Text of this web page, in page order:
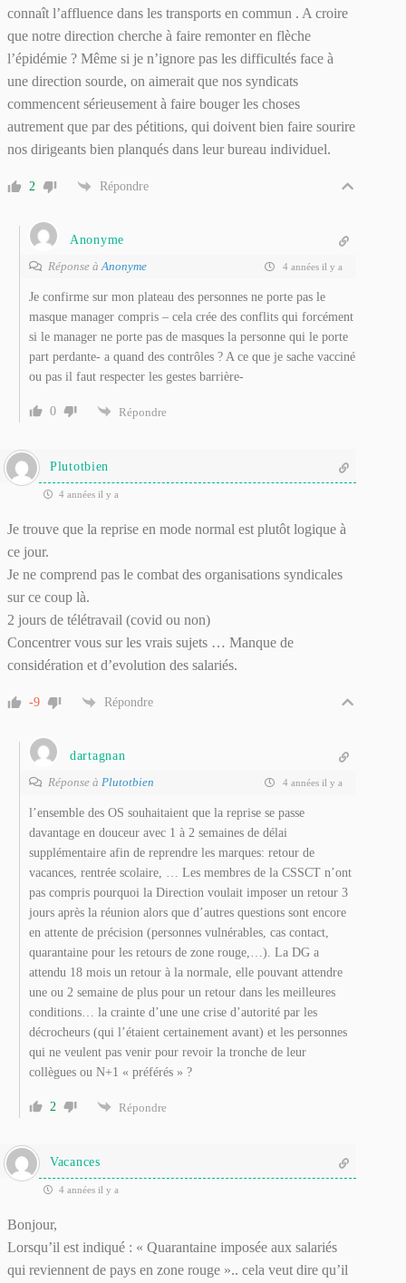
connaît l’affluence dans les transports en commun . A croire
que notre direction cherche à faire remonter en flèche
l’épidémie ? Même si je n’ignore pas les difficultés face à
une direction sourde, on aimerait que nos syndicats
commencent sérieusement à faire bouger les choses
autrement que par des pétitions, qui doivent bien faire sourire
nos dirigeants bien planqués dans leur bureau individuel.
2 Répondre
Anonyme
Réponse à Anonyme 4 années il y a
Je confirme sur mon plateau des personnes ne porte pas le
masque manager compris – cela crée des conflits qui forcément
si le manager ne porte pas de masques la personne qui le porte
part perdante- a quand des contrôles ? A ce que je sache vacciné
ou pas il faut respecter les gestes barrière-
0 Répondre
Plutotbien
4 années il y a
Je trouve que la reprise en mode normal est plutôt logique à
ce jour.
Je ne comprend pas le combat des organisations syndicales
sur ce coup là.
2 jours de télétravail (covid ou non)
Concentrer vous sur les vrais sujets … Manque de
considération et d’evolution des salariés.
-9 Répondre
dartagnan
Réponse à Plutotbien 4 années il y a
l’ensemble des OS souhaitaient que la reprise se passe
davantage en douceur avec 1 à 2 semaines de délai
supplémentaire afin de reprendre les marques: retour de
vacances, rentrée scolaire, … Les membres de la CSSCT n’ont
pas compris pourquoi la Direction voulait imposer un retour 3
jours après la réunion alors que d’autres questions sont encore
en attente de précision (personnes vulnérables, cas contact,
quarantaine pour les retours de zone rouge,…). La DG a
attendu 18 mois un retour à la normale, elle pouvant attendre
une ou 2 semaine de plus pour un retour dans les meilleures
conditions… la crainte d’une une crise d’autorité par les
décrocheurs (qui l’étaient certainement avant) et les personnes
qui ne veulent pas venir pour revoir la tronche de leur
collègues ou N+1 « préférés » ?
2 Répondre
Vacances
4 années il y a
Bonjour,
Lorsqu’il est indiqué : « Quarantaine imposée aux salariés
qui reviennent de pays en zone rouge ».. cela veut dire qu’il